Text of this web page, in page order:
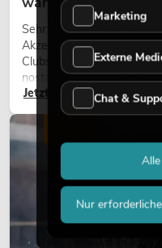
Sehr warmes Licht,
Akzente prägen viele
Clubs und bei Events.
nostalgischer Effekt,
Gestaltungsmittel: Es
Charakter und kann
wirken lassen.
Jetzt lesen
Marketing
Externe
Chat &
Nur erforderliche